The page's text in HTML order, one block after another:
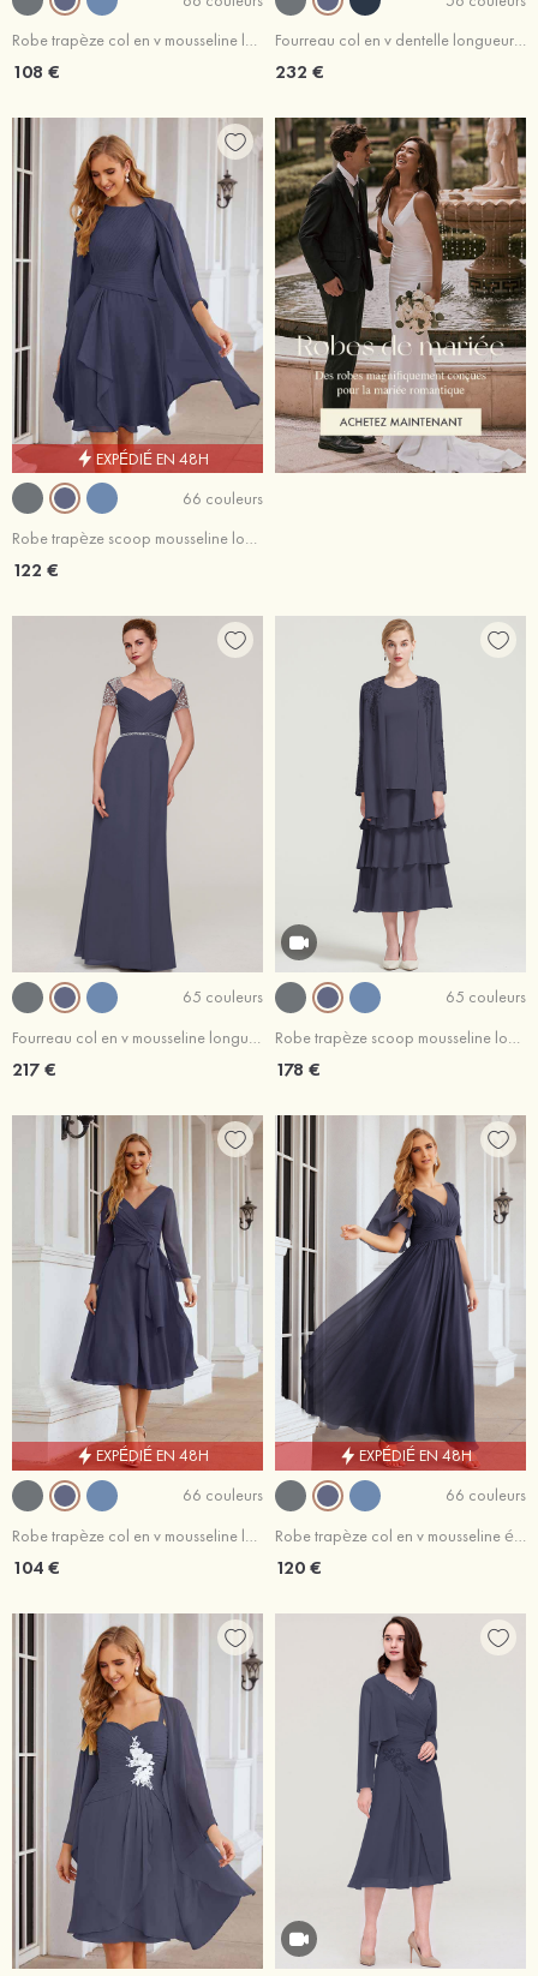
Robe trapèze col en v mousseline longueur cheville robe de mère de la mariée avec plissé ceintures
108 €
Fourreau col en v dentelle longueur ras du sol robe de mère de la mariée avec appliqué paillettes
232 €
EXPÉDIÉ EN 48H
66 couleurs
Robe trapèze scoop mousseline longueur genou robe de mère de la mariée avec plissé veste
122 €
65 couleurs
217 €
65 couleurs
178 €
EXPÉDIÉ EN 48H
66 couleurs
Robe trapèze col en v mousseline longueur mollet robe de mère de la mariée avec plissé
104 €
EXPÉDIÉ EN 48H
66 couleurs
Robe trapèze col en v mousseline élégant longueur ras du sol robe de mère de la mariée avec plissé
120 €